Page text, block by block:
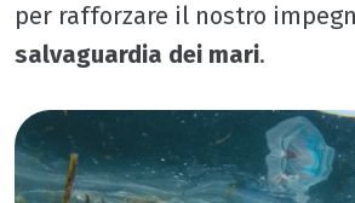
per rafforzare il nostro
salvaguardia dei mari.